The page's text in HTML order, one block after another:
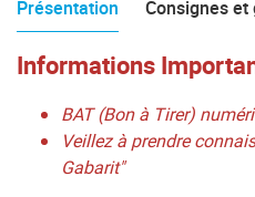
Présentation Consignes et
Informations
BAT (Bon à Tirer)
Veillez à prendre
Gabarit"